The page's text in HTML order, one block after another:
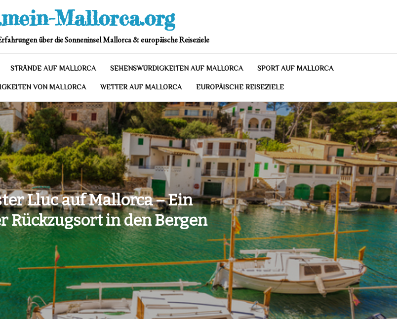
Mallorca.org
über die Sonneninsel Mallorca & europäische Reiseziele
STRÄNDE AUF MALLORCA SEHENSWÜRDIGKEITEN AUF MALLORCA SPORT AUF MALLORCA
VON MALLORCA WETTER AUF MALLORCA EUROPÄISCHE REISEZIELE
Lluc auf Mallorca – Ein
in den Bergen